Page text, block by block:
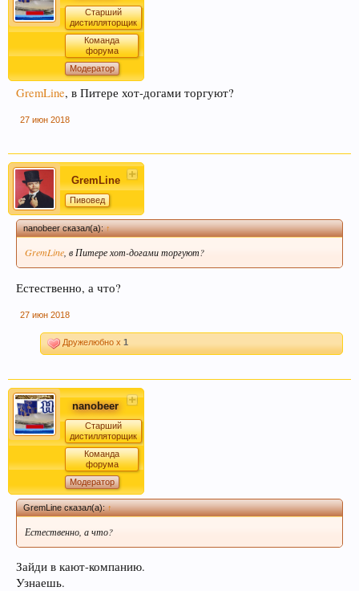
Старший
дистилляторщик
Команда
форума
Модератор
GremLine, в Питере хот-догами торгуют?
27 июн 2018
GremLine
Пивовед
nanobeer сказал(а):↑
GremLine , в Питере хот-догами торгуют?
Естественно, а что?
27 июн 2018
Дружелюбно x 1
nanobeer
Старший
дистилляторщик
Команда
форума
Модератор
GremLine сказал(а):↑
Естественно, а что?
Зайди в кают-компанию.
Узнаешь.